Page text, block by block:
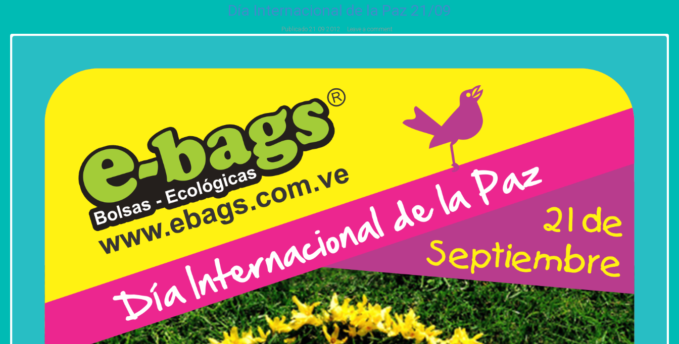
Día Internacional de la Paz 21/09
Publicado 21 09 2012 Leave a comment